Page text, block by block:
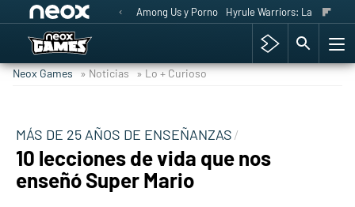
Among Us y Porno Hyrule Warriors: La Era del
Neox Games » Noticias » Lo + Curioso
MÁS DE 25 AÑOS DE ENSEÑANZAS
10 lecciones de vida que nos
enseñó Super Mario